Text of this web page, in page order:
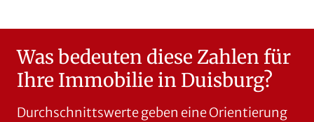
Was bedeuten diese Zahlen für
Ihre Immobilie in Duisburg?
Durchschnittswerte geben eine Orientierung